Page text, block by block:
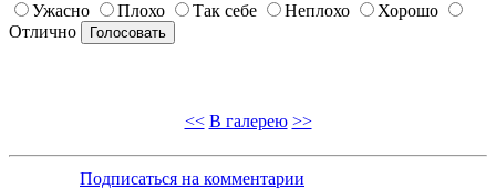
Ужасно
Плохо Так себе Неплохо
Хорошо
Отлично
<< В галерею >>
Подписаться на комментарии